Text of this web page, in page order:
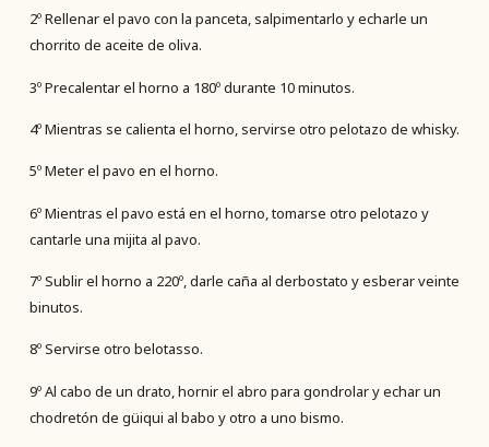
2º Rellenar el pavo con la panceta, salpimentarlo y echarle un
chorrito de aceite de oliva.
3º Precalentar el horno a 180º durante 10 minutos.
4º Mientras se calienta el horno, servirse otro pelotazo de whisky.
5º Meter el pavo en el horno.
6º Mientras el pavo está en el horno, tomarse otro pelotazo y
cantarle una mijita al pavo.
7º Sublir el horno a 220º, darle caña al derbostato y esberar veinte
binutos.
8º Servirse otro belotasso.
9º Al cabo de un drato, hornir el abro para gondrolar y echar un
chodretón de güiqui al babo y otro a uno bismo.